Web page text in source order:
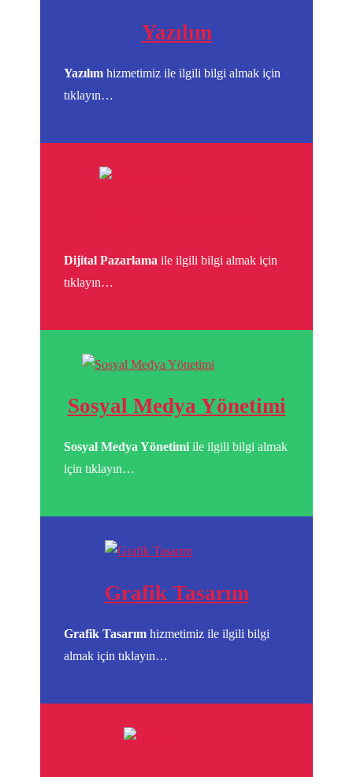
Yazılım
Yazılım hizmetimiz ile ilgili bilgi almak için
tıklayın…
Dijital Pazarlama ile ilgili bilgi almak için
tıklayın…
Sosyal Medya Yönetimi
Sosyal Medya Yönetimi ile ilgili bilgi almak
için tıklayın…
Grafik Tasarım
Grafik Tasarım hizmetimiz ile ilgili bilgi
almak için tıklayın…